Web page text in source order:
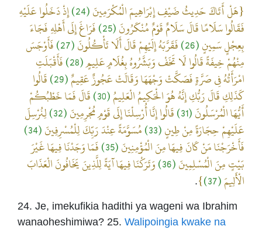
{هَلْ أَتَاكَ حَدِيثُ ضَيْفِ إِبْرَاهِيمَ الْمُكْرَمِينَ(24)
إِذْ دَخَلُوا عَلَيْهِ
فَقَالُوا سَلَامًا قَالَ سَلَامٌ قَوْمٌ مُنْكَرُونَ(25)
فَرَاغَ إِلَى أَهْلِهِ فَجَاءَ
بِعِجْلٍ سَمِينٍ(26) فَقَرَّبَهُ إِلَيْهِمْ قَالَ أَلَا تَأْكُلُونَ(27)
فَأَوْجَسَ
مِنْهُمْ خِيفَةً قَالُوا لَا تَخَفْ وَبَشَّرُوهُ بِغُلَامٍ عَلِيمٍ(28)
فَأَقْبَلَتِ
امْرَأَتُهُ فِي صَرَّةٍ فَصَكَّتْ وَجْهَهَا وَقَالَتْ عَجُوزٌ عَقِيمٌ(29)
قَالُوا
كَذَلِكِ قَالَ رَبُّكِ إِنَّهُ هُوَ الْحَكِيمُ الْعَلِيمُ(30)
قَالَ فَمَا خَطْبُكُمْ
أَيُّهَا الْمُرْسَلُونَ(31) قَالُوا إِنَّا أُرْسِلْنَا إِلَى قَوْمٍ مُجْرِمِينَ(32)
لِنُرْسِلَ
عَلَيْهِمْ حِجَارَةً مِنْ طِينٍ(33) مُسَوَّمَةً عِنْدَ رَبِّكَ لِلْمُسْرِفِينَ(34)
فَأَخْرَجْنَا مَنْ كَانَ فِيهَا مِنَ الْمُؤْمِنِينَ(35)
فَمَا وَجَدْنَا فِيهَا غَيْرَ
بَيْتٍ مِنَ الْمُسْلِمِينَ(36)
وَتَرَكْنَا فِيهَا آيَةً لِلَّذِينَ يَخَافُونَ الْعَذَابَ
الْأَلِيمَ(37)
}
.
24. Je, imekufikia hadithi ya wageni wa Ibrahim
wanaoheshimiwa? 25. Walipoingia kwake na